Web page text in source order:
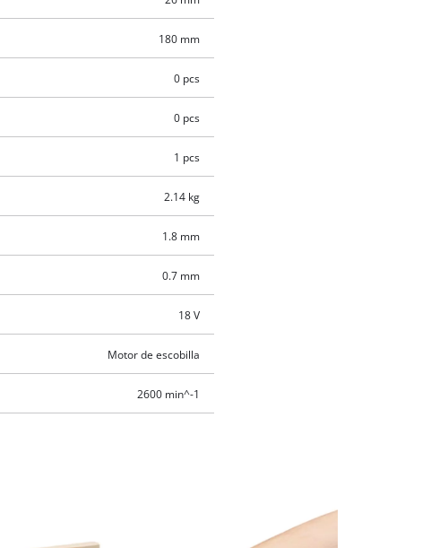
180 mm
0 pcs
0 pcs
1 pcs
2.14 kg
1.8 mm
0.7 mm
18 V
Motor de escobilla
2600 min^-1